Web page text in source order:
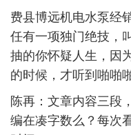
费县博远机电水泵经
任有一项独门绝技，
抽的你怀疑人生，因
的时候，才听到啪啪
陈再：文章内容三段
编在凑字数么？每次